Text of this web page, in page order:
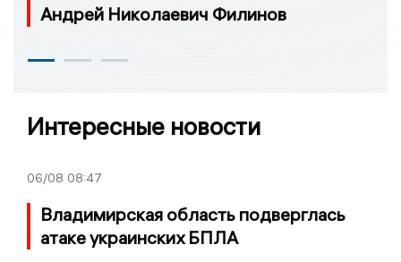
Андрей Николаевич Филинов
Интересные новости
06/08 08:47
Владимирская область подверглась
атаке украинских БПЛА